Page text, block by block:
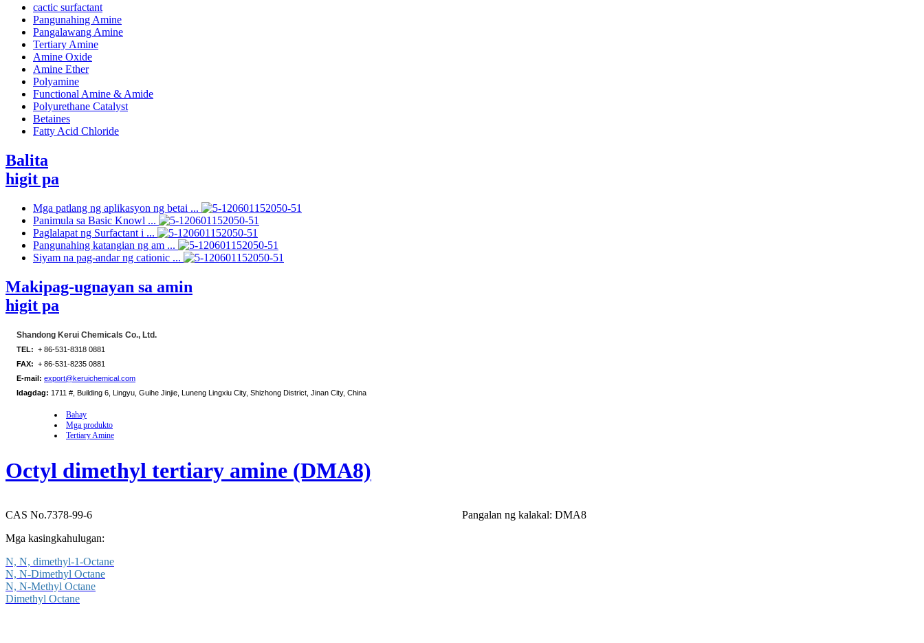
cactic surfactant
Pangunahing Amine
Pangalawang Amine
Tertiary Amine
Amine Oxide
Amine Ether
Polyamine
Functional Amine & Amide
Polyurethane Catalyst
Betaines
Fatty Acid Chloride
Balita
higit pa
Mga patlang ng aplikasyon ng betai ...
Panimula sa Basic Knowl ...
Paglalapat ng Surfactant i ...
Pangunahing katangian ng am ...
Siyam na pag-andar ng cationic ...
Makipag-ugnayan sa amin
higit pa
Shandong Kerui Chemicals Co., Ltd.
TEL: + 86-531-8318 0881
FAX: + 86-531-8235 0881
E-mail: export@keruichemical.com
Idagdag: 1711 #, Building 6, Lingyu, Guihe Jinjie, Luneng Lingxiu City, Shizhong District, Jinan City, China
Bahay
Mga produkto
Tertiary Amine
Octyl dimethyl tertiary amine (DMA8)
CAS No.7378-99-6
Pangalan ng kalakal: DMA8
Mga kasingkahulugan:
N, N, dimethyl-1-Octane
N, N-Dimethyl Octane
N, N-Methyl Octane
Dimethyl Octane